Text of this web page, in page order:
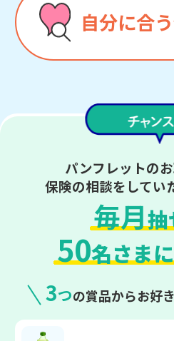
自分に合
パンフレットの
保険の相談をしてい
毎月抽
50名さまに
3つの賞品からお好